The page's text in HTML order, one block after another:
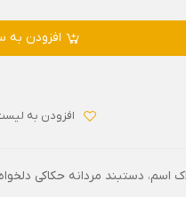
افزودن به
افزودن به
اسم، دستبند مردانه حکاکی دلخواه